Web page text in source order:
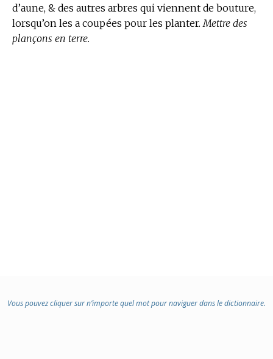
d’aune, & des autres arbres qui viennent de bouture,
lorsqu’on les a coupées pour les planter. Mettre des
plançons en terre.
Vous pouvez cliquer sur n’importe quel mot pour naviguer dans le dictionnaire.